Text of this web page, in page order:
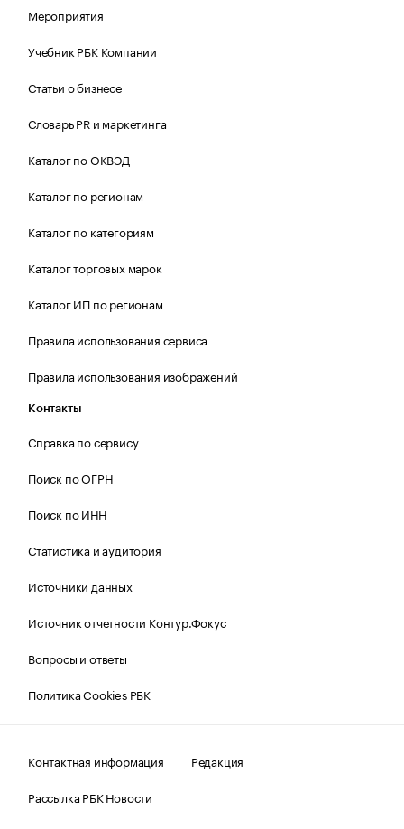
Мероприятия
Учебник РБК Компании
Статьи о бизнесе
Словарь PR и маркетинга
Каталог по ОКВЭД
Каталог по регионам
Каталог по категориям
Каталог торговых марок
Каталог ИП по регионам
Правила использования сервиса
Правила использования изображений
Контакты
Справка по сервису
Поиск по ОГРН
Поиск по ИНН
Статистика и аудитория
Источники данных
Источник отчетности Контур.Фокус
Вопросы и ответы
Политика Cookies РБК
Контактная информация
Редакция
Рассылка РБК Новости